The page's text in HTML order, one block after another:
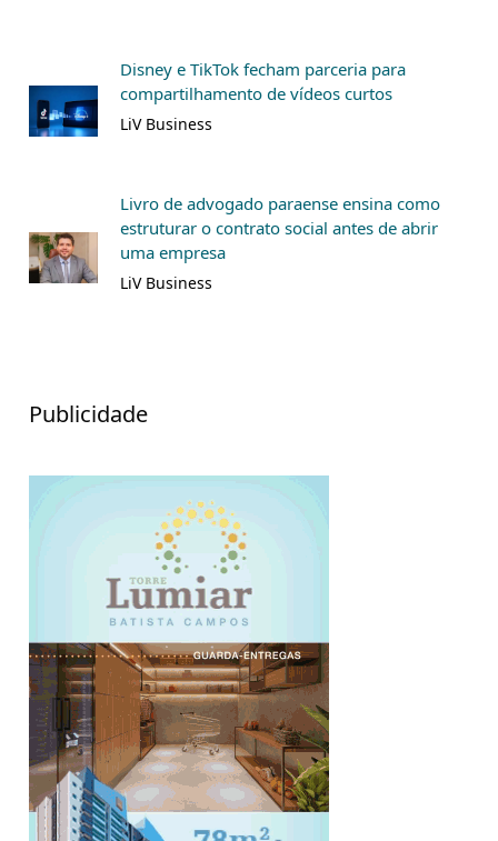
Disney e TikTok fecham parceria para
compartilhamento de vídeos curtos
LiV Business
Livro de advogado paraense ensina como
estruturar o contrato social antes de abrir
uma empresa
LiV Business
Publicidade